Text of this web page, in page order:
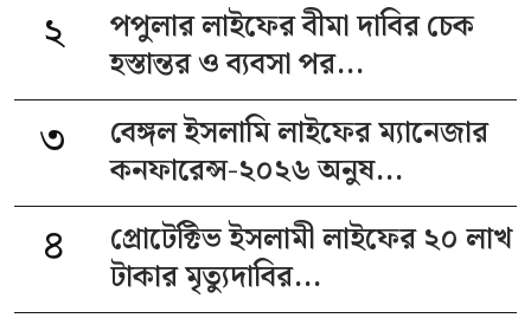
২
পপুলার লাইফের বীমা দাবির চেক
হস্তান্তর ও ব্যবসা পর...
৩
বেঙ্গল ইসলামি লাইফের ম্যানেজার
কনফারেন্স-২০২৬ অনুষ...
৪
প্রোটেক্টিভ ইসলামী লাইফের ২০ লাখ
টাকার মৃত্যুদাবির...